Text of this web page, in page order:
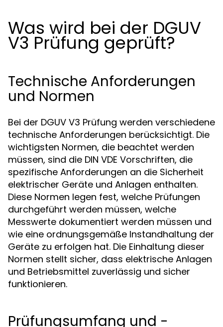
Was wird bei der DGUV
V3 Prüfung geprüft?
Technische Anforderungen
und Normen
Bei der DGUV V3 Prüfung werden verschiedene
technische Anforderungen berücksichtigt. Die
wichtigsten Normen, die beachtet werden
müssen, sind die DIN VDE Vorschriften, die
spezifische Anforderungen an die Sicherheit
elektrischer Geräte und Anlagen enthalten.
Diese Normen legen fest, welche Prüfungen
durchgeführt werden müssen, welche
Messwerte dokumentiert werden müssen und
wie eine ordnungsgemäße Instandhaltung der
Geräte zu erfolgen hat. Die Einhaltung dieser
Normen stellt sicher, dass elektrische Anlagen
und Betriebsmittel zuverlässig und sicher
funktionieren.
Prüfungsumfang und -